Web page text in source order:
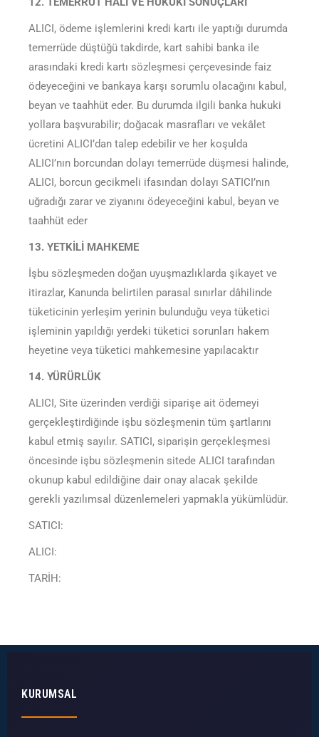
ALICI, ödeme işlemlerini kredi kartı ile yaptığı durumda
temerrüde düştüğü takdirde, kart sahibi banka ile
arasındaki kredi kartı sözleşmesi çerçevesinde faiz
ödeyeceğini ve bankaya karşı sorumlu olacağını kabul,
beyan ve taahhüt eder. Bu durumda ilgili banka hukuki
yollara başvurabilir; doğacak masrafları ve vekâlet
ücretini ALICI’dan talep edebilir ve her koşulda
ALICI’nın borcundan dolayı temerrüde düşmesi halinde,
ALICI, borcun gecikmeli ifasından dolayı SATICI’nın
uğradığı zarar ve ziyanını ödeyeceğini kabul, beyan ve
taahhüt eder
13. YETKİLİ MAHKEME
İşbu sözleşmeden doğan uyuşmazlıklarda şikayet ve
itirazlar, Kanunda belirtilen parasal sınırlar dâhilinde
tüketicinin yerleşim yerinin bulunduğu veya tüketici
işleminin yapıldığı yerdeki tüketici sorunları hakem
heyetine veya tüketici mahkemesine yapılacaktır
14. YÜRÜRLÜK
ALICI, Site üzerinden verdiği siparişe ait ödemeyi
gerçekleştirdiğinde işbu sözleşmenin tüm şartlarını
kabul etmiş sayılır. SATICI, siparişin gerçekleşmesi
öncesinde işbu sözleşmenin sitede ALICI tarafından
okunup kabul edildiğine dair onay alacak şekilde
gerekli yazılımsal düzenlemeleri yapmakla yükümlüdür.
SATICI:
ALICI:
TARİH:
KURUMSAL